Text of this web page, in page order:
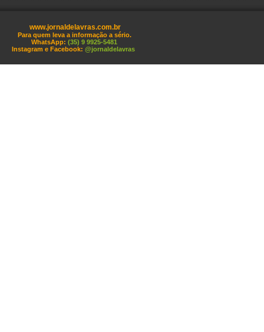
www.jornaldelavras.com.br
Para quem leva a informação a sério.
WhatsApp: (35) 9 9925-5481
Instagram e Facebook: @jornaldelavras